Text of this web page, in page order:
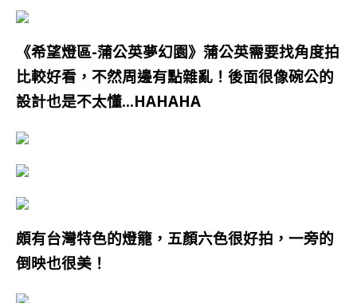
《希望燈區-蒲公英夢幻園》蒲公英需要找角度拍
比較好看，不然周邊有點雜亂！後面很像碗公的
設計也是不太懂…HAHAHA
頗有台灣特色的燈籠，五顏六色很好拍，一旁的
倒映也很美！